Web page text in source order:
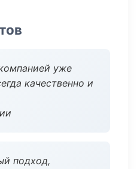
уже
качественно и
подход,